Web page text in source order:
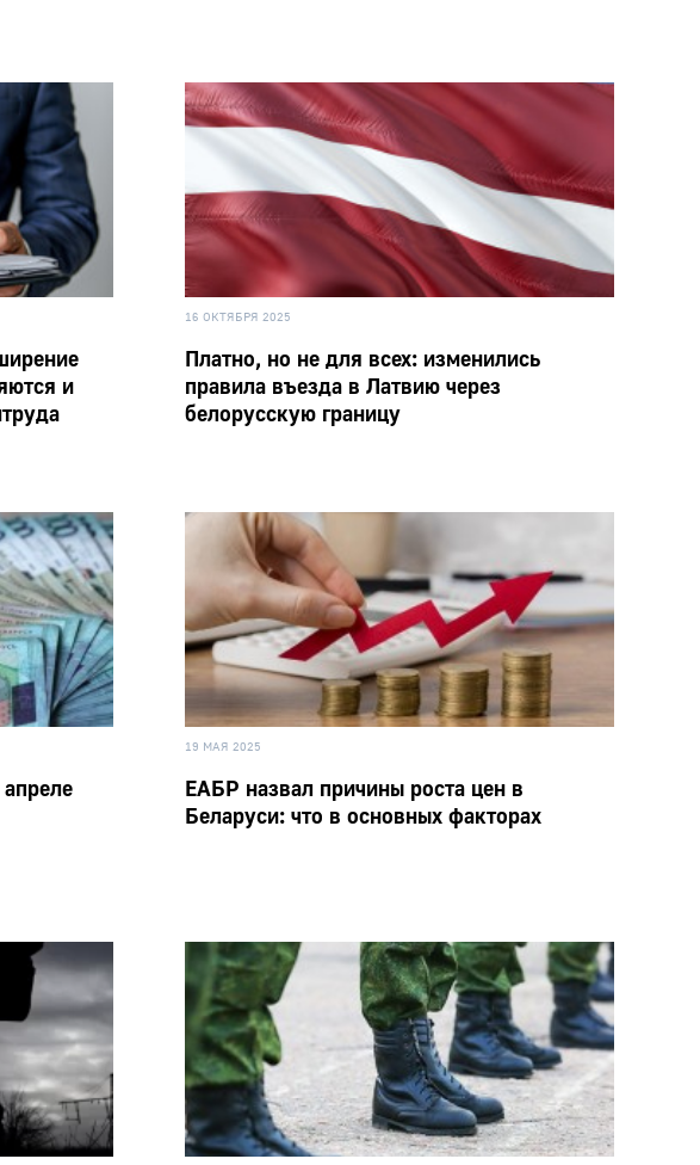
и
16 ОКТЯБРЯ 2025
Платно, но не для всех: изменились
правила въезда в Латвию через
белорусскую границу
19 МАЯ 2025
ЕАБР назвал причины роста цен в
Беларуси: что в основных факторах